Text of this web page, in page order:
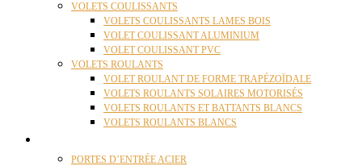
VOLETS COULISSANTS
VOLETS COULISSANTS LAMES BOIS
VOLET COULISSANT ALUMINIUM
VOLET COULISSANT PVC
VOLETS ROULANTS
VOLET ROULANT DE FORME TRAPÉZOÏDALE
VOLETS ROULANTS SOLAIRES MOTORISÉS
VOLETS ROULANTS ET BATTANTS BLANCS
VOLETS ROULANTS BLANCS
PORTES D’ENTRÉE ACIER